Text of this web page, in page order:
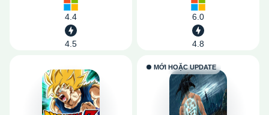
4.4
4.5
6.0
4.8
MỚI HOẶC UPDATE